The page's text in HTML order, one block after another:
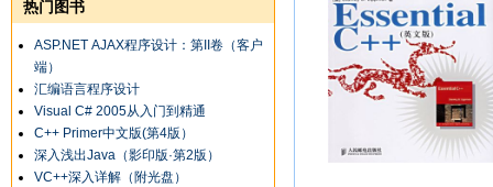
热门图书
ASP.NET AJAX程序设计：第II卷（客户
端）
汇编语言程序设计
Visual C# 2005从入门到精通
C++ Primer中文版(第4版）
深入浅出Java（影印版·第2版）
VC++深入详解（附光盘）